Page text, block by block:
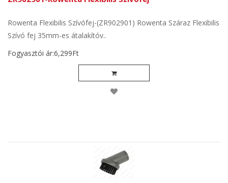
Rowenta Flexibilis Szívófej-(ZR902901) Rowenta Száraz Flexibilis
Szívó fej 35mm-es átalakítóv..
Fogyasztói ár:6,299Ft